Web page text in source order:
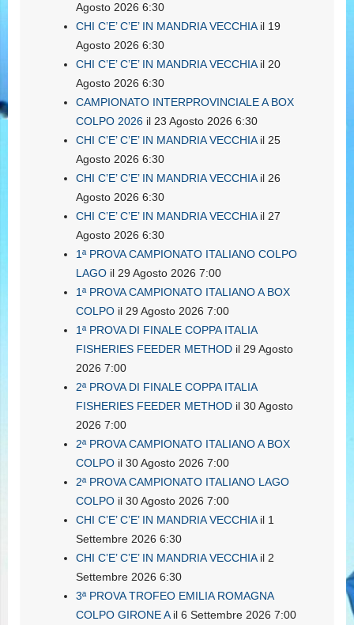
Agosto 2026 6:30
CHI C’E’ C’E’ IN MANDRIA VECCHIAil 19
Agosto 2026 6:30
CHI C’E’ C’E’ IN MANDRIA VECCHIAil 20
Agosto 2026 6:30
CAMPIONATO INTERPROVINCIALE A BOX
COLPO 2026 il 23 Agosto 2026 6:30
CHI C’E’ C’E’ IN MANDRIA VECCHIAil 25
Agosto 2026 6:30
CHI C’E’ C’E’ IN MANDRIA VECCHIAil 26
Agosto 2026 6:30
CHI C’E’ C’E’ IN MANDRIA VECCHIAil 27
Agosto 2026 6:30
1ª PROVA CAMPIONATO ITALIANO COLPO
LAGO il 29 Agosto 2026 7:00
1ª PROVA CAMPIONATO ITALIANO A BOX
COLPO il 29 Agosto 2026 7:00
1ª PROVA DI FINALE COPPA ITALIA
FISHERIES FEEDER METHOD il 29 Agosto
2026 7:00
2ª PROVA DI FINALE COPPA ITALIA
FISHERIES FEEDER METHOD il 30 Agosto
2026 7:00
2ª PROVA CAMPIONATO ITALIANO A BOX
COLPO il 30 Agosto 2026 7:00
2ª PROVA CAMPIONATO ITALIANO LAGO
COLPO il 30 Agosto 2026 7:00
CHI C’E’ C’E’ IN MANDRIA VECCHIAil 1
Settembre 2026 6:30
CHI C’E’ C’E’ IN MANDRIA VECCHIAil 2
Settembre 2026 6:30
3ª PROVA TROFEO EMILIA ROMAGNA
COLPO GIRONE Ail 6 Settembre 2026 7:00